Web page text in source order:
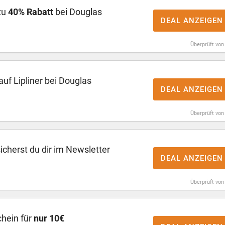
40% Rabattbei Douglas
Überprüft
DEAL ANZEIGEN
Lipliner bei Douglas
Überprüft
DEAL ANZEIGEN
du dir im Newsletter
Überprüft
DEAL ANZEIGEN
für nur 10€